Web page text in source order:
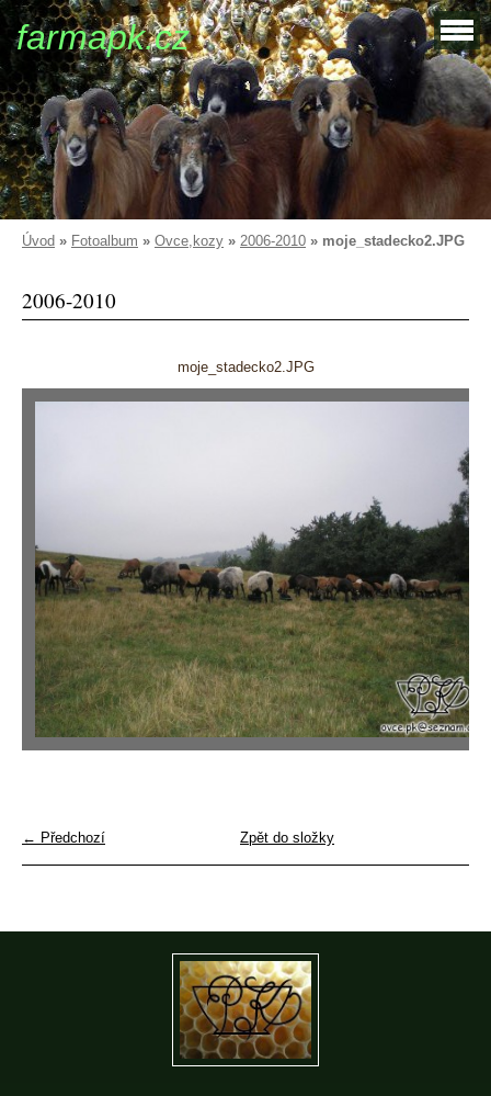
farmapk.cz
Úvod » Fotoalbum » Ovce,kozy » 2006-2010 » moje_stadecko2.JPG
2006-2010
moje_stadecko2.JPG
← Předchozí Zpět do složky